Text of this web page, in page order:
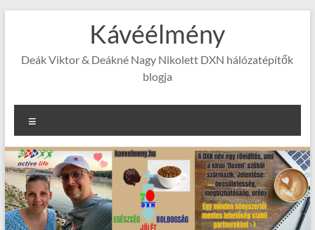
Kávéélmény
Deák Viktor & Deákné Nagy Nikolett DXN hálózatépítők
blogja